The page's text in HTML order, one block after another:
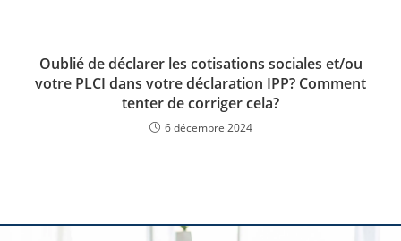
Oublié de déclarer les cotisations sociales et/ou
votre PLCI dans votre déclaration IPP? Comment
tenter de corriger cela?
6 décembre 2024